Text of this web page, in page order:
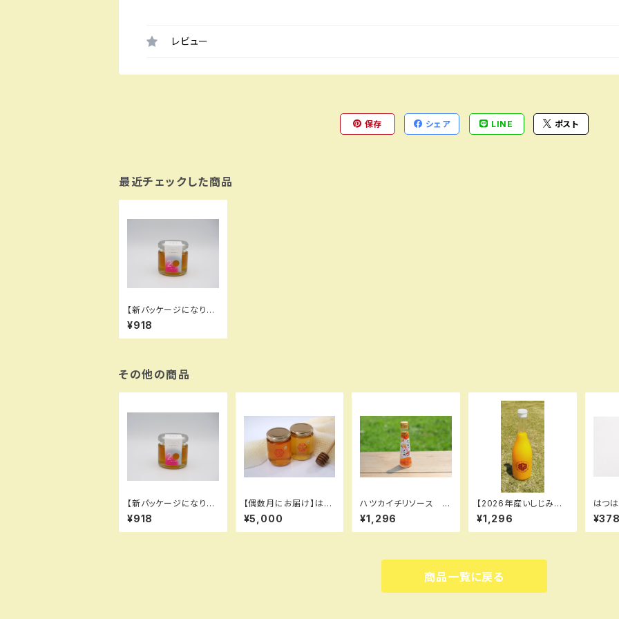
レビュー
保存 シェア LINE ポスト
最近チェックした商品
【新パッケージになりま
した】はつかマルシェ -
廿日市の恵みたっぷり
の百花はちみつ
¥918
その他の商品
【新パッケージになりま
した】はつかマルシェ -
廿日市の恵みたっぷり
の百花はちみつ
¥918
【偶数月にお届け】はつ
はな果蜂園の蜂蜜お届
け便
¥5,000
ハツカイチリソース 15
0g
¥1,296
【2026年産いしじみか
ん100％】 みかん10
0%果汁【720ml】
¥1,296
はつ
みつ飴
商品一覧に戻る